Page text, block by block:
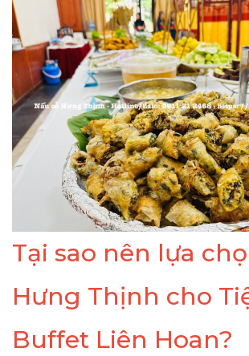
Tại sao nên lựa
Hưng Thịnh cho
Buffet Liên Hoan?